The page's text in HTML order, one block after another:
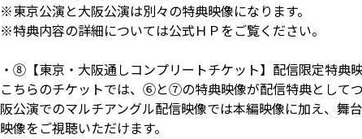
※東京公演と大阪公演は別々の特典映像になります。
※特典内容の詳細については公式ＨＰをご覧ください。
・⑧【東京・大阪通しコンプリートチケット】配信限定特典
こちらのチケットでは、⑥と⑦の特典映像が配信特典として
阪公演でのマルチアングル配信映像では本編映像に加え、舞
映像をご視聴いただけます。